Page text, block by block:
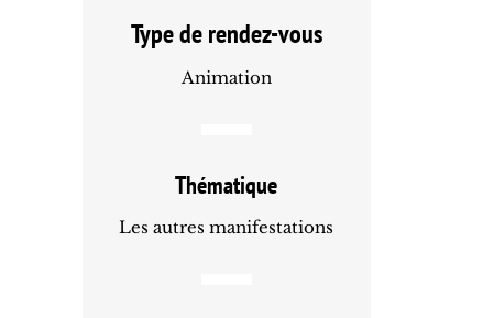
Type de rendez-vous
Animation
Thématique
Les autres manifestations